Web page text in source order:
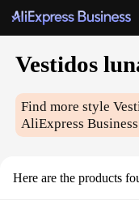
Vestidos
Find more style
AliExpress Business
Here are the products